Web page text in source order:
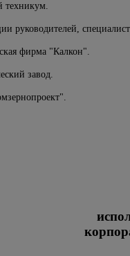
техникум.
руководителей,
фирма "Калкон".
завод.